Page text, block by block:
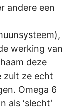
andere een
werking van
deze
zult ze echt
Omega 6
als ‘slecht’